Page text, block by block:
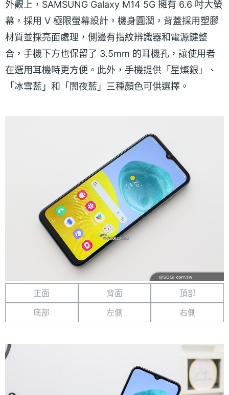
外觀上，SAMSUNG Galaxy M14 5G 擁有 6.6 吋大螢
幕，採用 V 極限螢幕設計，機身圓潤，背蓋採用塑膠
材質並採亮面處理，側邊有指紋辨識器和電源鍵整
合，手機下方也保留了 3.5mm 的耳機孔，讓使用者
在選用耳機時更方便。此外，手機提供「星燦銀」、
「冰雪藍」和「闇夜藍」三種顏色可供選擇。
正面 背面
頂部
底部
左側 右側